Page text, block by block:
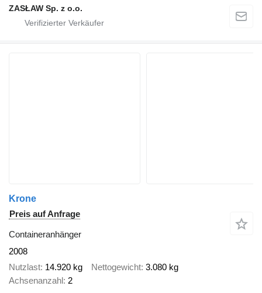
ZASŁAW Sp. z o.o.
Krone
Preis auf Anfrage
Containeranhänger
2008
Nutzlast 14.920 kg Nettogewicht 3.080 kg
Achsenanzahl 2